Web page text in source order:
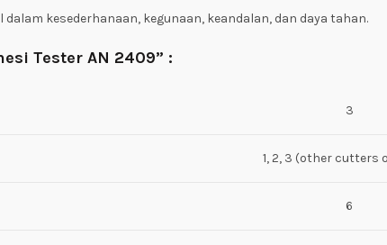
dalam kesederhanaan, kegunaan, keandalan, dan daya tahan.
Tester AN 2409” :
3
1, 2, 3 (other cutters
6